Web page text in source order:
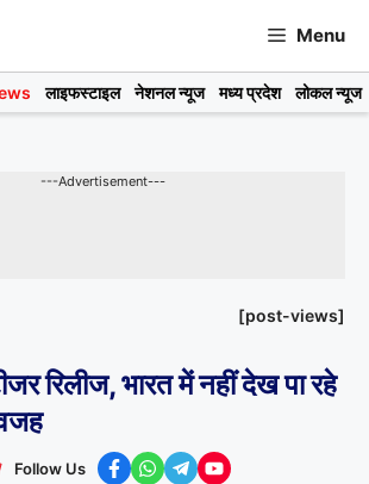
Menu
लाइफस्टाइल नेशनल न्यूज मध्य प्रदेश लोकल न्यूज
---Advertisement---
[post-views]
रिलीज, भारत में नहीं देख पा रहे
Follow Us